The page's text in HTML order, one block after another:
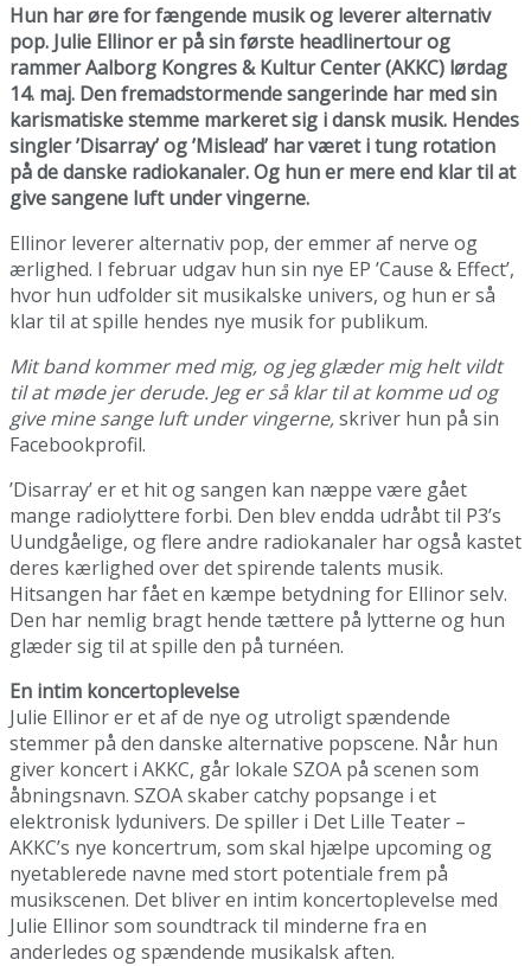
Hun har øre for fængende musik og leverer alternativ
pop. Julie Ellinor er på sin første headlinertour og
rammer Aalborg Kongres & Kultur Center (AKKC) lørdag
14. maj. Den fremadstormende sangerinde har med sin
karismatiske stemme markeret sig i dansk musik. Hendes
singler ’Disarray’ og ’Mislead’ har været i tung rotation
på de danske radiokanaler. Og hun er mere end klar til at
give sangene luft under vingerne.
Ellinor leverer alternativ pop, der emmer af nerve og
ærlighed. I februar udgav hun sin nye EP ’Cause & Effect’,
hvor hun udfolder sit musikalske univers, og hun er så
klar til at spille hendes nye musik for publikum.
Mit band kommer med mig, og jeg glæder mig helt vildt
til at møde jer derude. Jeg er så klar til at komme ud og
give mine sange luft under vingerne,skriver hun på sin
Facebookprofil.
’Disarray’ er et hit og sangen kan næppe være gået
mange radiolyttere forbi. Den blev endda udråbt til P3’s
Uundgåelige, og flere andre radiokanaler har også kastet
deres kærlighed over det spirende talents musik.
Hitsangen har fået en kæmpe betydning for Ellinor selv.
Den har nemlig bragt hende tættere på lytterne og hun
glæder sig til at spille den på turnéen.
En intim koncertoplevelse
Julie Ellinor er et af de nye og utroligt spændende
stemmer på den danske alternative popscene. Når hun
giver koncert i AKKC, går lokale SZOA på scenen som
åbningsnavn. SZOA skaber catchy popsange i et
elektronisk lydunivers. De spiller i Det Lille Teater –
AKKC’s nye koncertrum, som skal hjælpe upcoming og
nyetablerede navne med stort potentiale frem på
musikscenen. Det bliver en intim koncertoplevelse med
Julie Ellinor som soundtrack til minderne fra en
anderledes og spændende musikalsk aften.